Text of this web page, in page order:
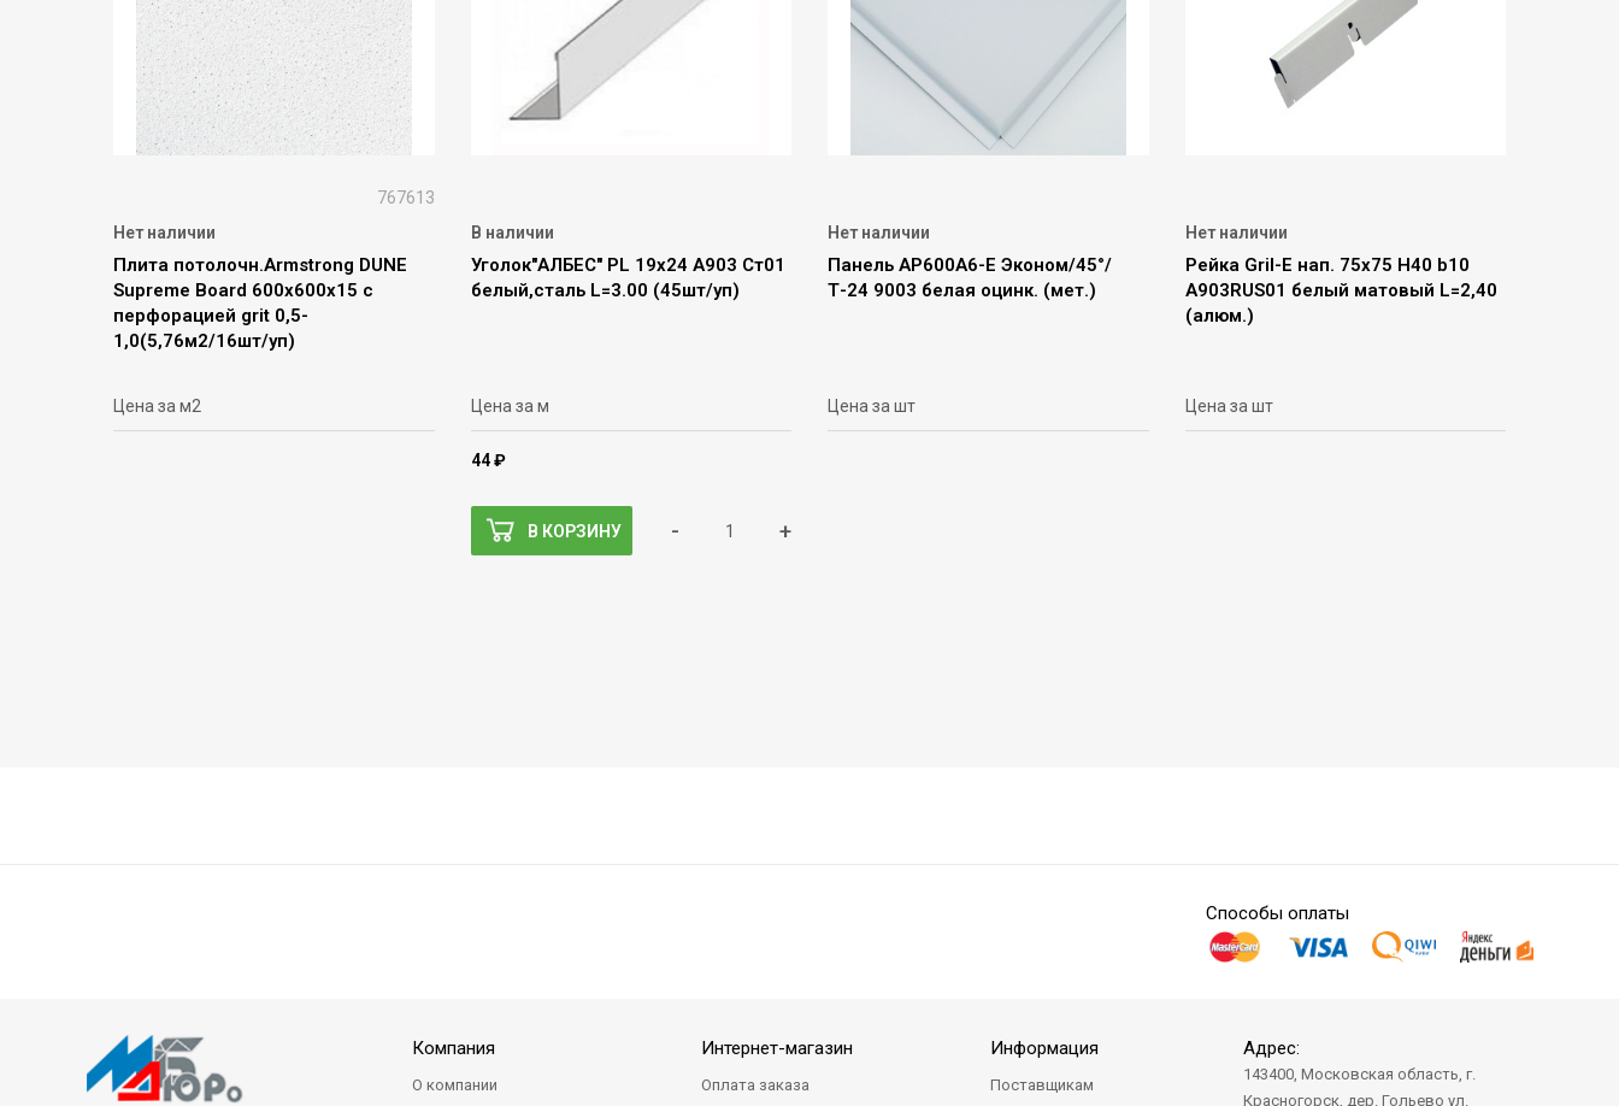
767613
Нет наличии
Плита потолочн.Armstrong DUNE
Supreme Board 600x600x15 с
перфорацией grit 0,5-
1,0(5,76м2/16шт/уп)
Цена за м2
В наличии
Уголок"АЛБЕС" PL 19х24 А903 Ст01
белый,сталь L=3.00 (45шт/уп)
Цена за м
44 ₽
В КОРЗИНУ - +
Нет наличии
Панель AP600A6-E Эконом/45°/
Т-24 9003 белая оцинк. (мет.)
Цена за шт
Нет наличии
Рейка Gril-E нап. 75х75 Н40 b10
A903RUS01 белый матовый L=2,40
(алюм.)
Цена за шт
Способы оплаты
Компания
О компании
Интернет-магазин
Оплата заказа
Информация
Поставщикам
Адрес:
143400, Московская область, г.
Красногорск, дер. Гольево ул.